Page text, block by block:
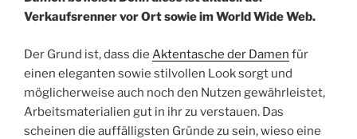
Verkaufsrenner vor Ort sowie im World Wide Web.
Der Grund ist, dass die Aktentasche der Damen für
einen eleganten sowie stilvollen Look sorgt und
möglicherweise auch noch den Nutzen gewährleistet,
Arbeitsmaterialien gut in ihr zu verstauen. Das
scheinen die auffälligsten Gründe zu sein, wieso eine